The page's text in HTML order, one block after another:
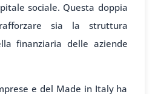
sociale. Questa doppia
sia la struttura
finanziaria delle aziende
e del Made in Italy ha